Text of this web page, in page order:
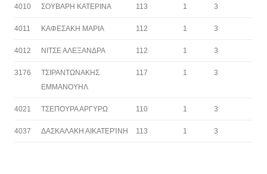
4010 ΣΟΥΒΑΡΗ ΚΑΤΕΡΙΝΑ 113 1 3
4011 ΚΑΦΕΣΑΚΗ ΜΑΡΙΑ 112 1 3
4012 ΝΙΤΣΕ ΑΛΕΞΑΝΔΡΑ 112 1 3
3176
ΤΣΙΡΑΝΤΩΝΑΚΗΣ
ΕΜΜΑΝΟΥΗΛ
117 1 3
4021 ΤΣΕΠΟΥΡΑ ΑΡΓΥΡΩ 110 1 3
4037 ΔΑΣΚΑΛΑΚΗ ΑΙΚΑΤΕΡΊΝΗ 113 1 3